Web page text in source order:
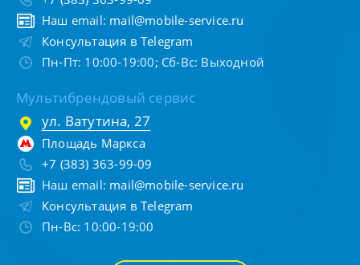
Наш email: mail@mobile-service.ru
Консультация в Telegram
Пн-Пт: 10:00-19:00; Сб-Вс: Выходной
Мультибрендовый сервис
ул. Ватутина, 27
Площадь Маркса
+7 (383) 363-99-09
Наш email: mail@mobile-service.ru
Консультация в Telegram
Пн-Вс: 10:00-19:00